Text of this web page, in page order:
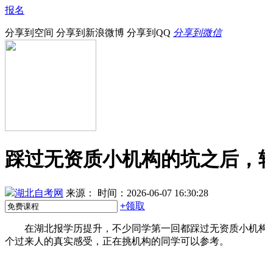
报名
分享到空间 分享到新浪微博 分享到QQ 分享到微信
踩过无资质小机构的坑之后
湖北自考网 来源：
时间：2026-06-07 16:30:28
+领取
在湖北报学历提升，不少同学第一回都踩过无资质小机
个过来人的真实感受，正在挑机构的同学可以参考。